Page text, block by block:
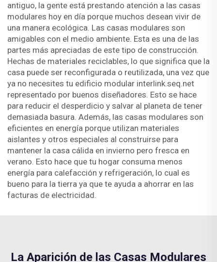
antiguo, la gente está prestando atención a las casas
modulares hoy en día porque muchos desean vivir de
una manera ecológica. Las casas modulares son
amigables con el medio ambiente. Esta es una de las
partes más apreciadas de este tipo de construcción.
Hechas de materiales reciclables, lo que significa que la
casa puede ser reconfigurada o reutilizada, una vez que
ya no necesites tu edificio modular interlink.seq.net
representado por buenos diseñadores. Esto se hace
para reducir el desperdicio y salvar al planeta de tener
demasiada basura. Además, las casas modulares son
eficientes en energía porque utilizan materiales
aislantes y otros especiales al construirse para
mantener la casa cálida en invierno pero fresca en
verano. Esto hace que tu hogar consuma menos
energía para calefacción y refrigeración, lo cual es
bueno para la tierra ya que te ayuda a ahorrar en las
facturas de electricidad.
La Aparición de las Casas Modulares